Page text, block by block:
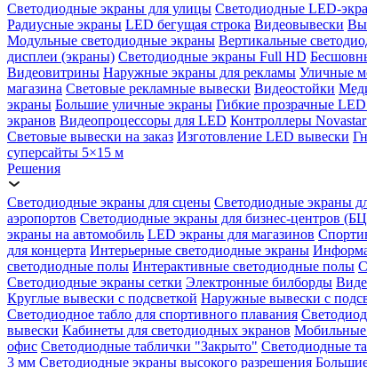
Светодиодные экраны для улицы Светодиодные LED-
Радиусные экраны LED бегущая строка Видеовывески
Модульные светодиодные экраны Вертикальные
дисплеи (экраны) Светодиодные экраны Full HD
Видеовитрины Наружные экраны для рекламы Уличные
магазина Световые рекламные вывески Видеостойки
экраны Большие уличные экраны Гибкие прозрачные
экранов Видеопроцессоры для LED Контроллеры
Световые вывески на заказ Изготовление LED вывески
суперсайты 5×15 м
Решения
Светодиодные экраны для сцены Светодиодные экраны
аэропортов Светодиодные экраны для бизнес-центров
экраны на автомобиль LED экраны для магазинов
для концерта Интерьерные светодиодные экраны
светодиодные полы Интерактивные светодиодные полы
Светодиодные экраны сетки Электронные билборды
Круглые вывески с подсветкой Наружные вывески с
Светодиодное табло для спортивного плавания
вывески Кабинеты для светодиодных экранов Мобильные
офис Светодиодные таблички "Закрыто" Светодиодные
3 мм Светодиодные экраны высокого разрешения